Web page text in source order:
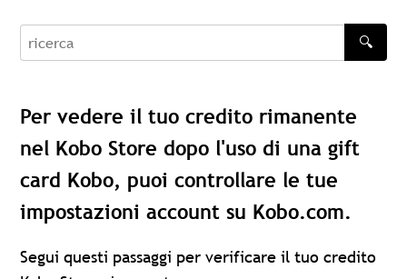
recherche
🔍
Per vedere il tuo credito rimanente
nel Kobo Store dopo l'uso di una gift
card Kobo, puoi controllare le tue
impostazioni account su Kobo.com.
Segui questi passaggi per verificare il tuo credito